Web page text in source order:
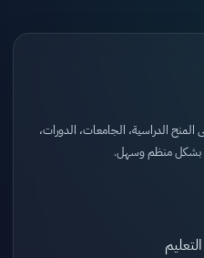
الدراسية، الجامعات، الدورات،
بشكل منظم وسهل.
التعليم